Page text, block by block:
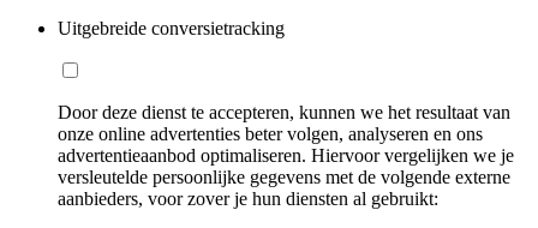
Uitgebreide conversietracking
Door deze dienst te accepteren, kunnen we het resultaat van
onze online advertenties beter volgen, analyseren en ons
advertentieaanbod optimaliseren. Hiervoor vergelijken we je
versleutelde persoonlijke gegevens met de volgende externe
aanbieders, voor zover je hun diensten al gebruikt: